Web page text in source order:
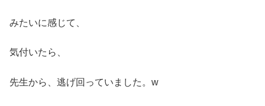
みたいに感じて、
気付いたら、
先生から、逃げ回っていました。w